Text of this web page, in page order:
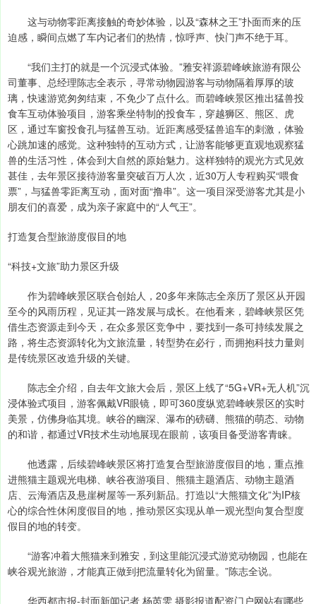
这与动物零距离接触的奇妙体验，以及“森林之王”扑面而来的压
迫感，瞬间点燃了车内记者们的热情，惊呼声、快门声不绝于耳。
“我们主打的就是一个沉浸式体验。”雅安祥源碧峰峡旅游有限公
司董事、总经理陈志全表示，寻常动物园游客与动物隔着厚厚的玻
璃，快速游览匆匆结束，不免少了点什么。而碧峰峡景区推出猛兽投
食车互动体验项目，游客乘坐特制的投食车，穿越狮区、熊区、虎
区，通过车窗投食孔与猛兽互动。近距离感受猛兽追车的刺激，体验
心跳加速的感觉。这种独特的互动方式，让游客能够更直观地观察猛
兽的生活习性，体会到大自然的原始魅力。这样独特的观光方式见效
甚佳，去年景区接待游客量突破百万人次，近30万人专程购买“喂食
票”，与猛兽零距离互动，面对面“撸串”。这一项目深受游客尤其是小
朋友们的喜爱，成为亲子家庭中的“人气王”。
打造复合型旅游度假目的地
“科技+文旅”助力景区升级
作为碧峰峡景区联合创始人，20多年来陈志全亲历了景区从开园
至今的风雨历程，见证其一路发展与成长。在他看来，碧峰峡景区凭
借生态资源走到今天，在众多景区竞争中，要找到一条可持续发展之
路，将生态资源转化为文旅流量，转型势在必行，而拥抱科技力量则
是传统景区改造升级的关键。
陈志全介绍，自去年文旅大会后，景区上线了“5G+VR+无人机”沉
浸体验式项目，游客佩戴VR眼镜，即可360度纵览碧峰峡景区的实时
美景，仿佛身临其境。峡谷的幽深、瀑布的磅礴、熊猫的萌态、动物
的和谐，都通过VR技术生动地展现在眼前，该项目备受游客青睐。
他透露，后续碧峰峡景区将打造复合型旅游度假目的地，重点推
进熊猫主题观光电梯、峡谷夜游项目、熊猫主题酒店、动物主题酒
店、云海酒店及悬崖树屋等一系列新品。打造以“大熊猫文化”为IP核
心的综合性休闲度假目的地，推动景区实现从单一观光型向复合型度
假目的地的转变。
“游客冲着大熊猫来到雅安，到这里能沉浸式游览动物园，也能在
峡谷观光旅游，才能真正做到把流量转化为留量。”陈志全说。
华西都市报-封面新闻记者 杨芮雯 摄影报道配资门户网站有哪些